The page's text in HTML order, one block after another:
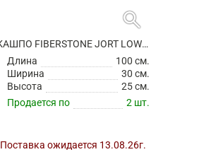
search
КАШПО FIBERSTONE JORT LOW S BLACK
Длина
100 см.
Ширина
30 см.
Высота
25 см.
Продается по
2 шт.
Поставка ожидается 13.08.26г.